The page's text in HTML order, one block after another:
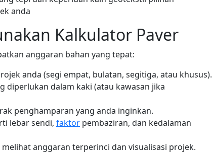
anda
Kalkulator Paver
anggaran bahan yang tepat:
anda (segi empat, bulatan, segitiga, atau khusus).
diperlukan dalam kaki (atau kawasan jika
penghamparan yang anda inginkan.
lebar sendi, faktor pembaziran, dan kedalaman
melihat anggaran terperinci dan visualisasi projek.